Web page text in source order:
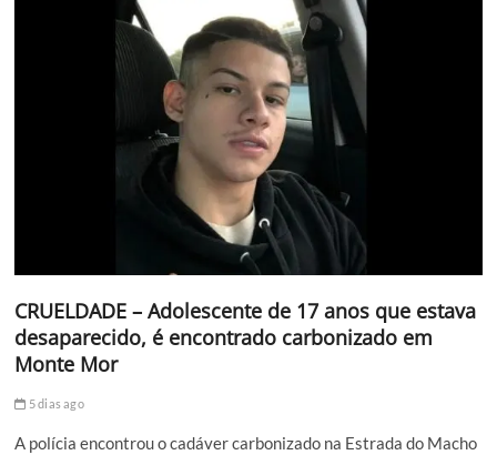
CRUELDADE – Adolescente de 17 anos que estava
desaparecido, é encontrado carbonizado em
Monte Mor
5 dias ago
A polícia encontrou o cadáver carbonizado na Estrada do Macho